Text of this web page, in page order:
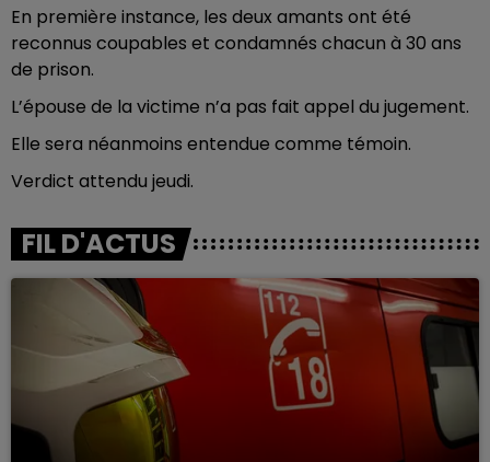
En première instance, les deux amants ont été
reconnus coupables et condamnés chacun à 30 ans
de prison.
L’épouse de la victime n’a pas fait appel du jugement.
Elle sera néanmoins entendue comme témoin.
Verdict attendu jeudi.
FIL D'ACTUS